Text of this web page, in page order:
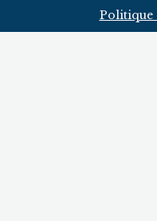
Politique